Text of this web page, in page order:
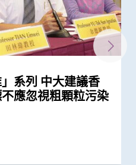
系列 中大建議香
應忽視粗顆粒污染
學府共同研究 為
衞生研究中的角色
染地區居住者 可
預防罹患糖尿病
塞特大學環境持續
進行亞洲首個
康」研究 發現「...
靜觀研究與培訓中
激活及靜觀結合療
鬱症風險
Health and...
域專家 探討私人醫
健康覆蓋
揭示頭頸癌發病風
整體發病率高於
性發病風險趨升
署備忘錄 合辦必
體育運動人才賦
優活健康計劃 優活
活方式醫學 社區
庭計劃」開展第二
元族裔社群精神
家及地區代表雲集
險在亞太地區醫
析溫度對人體近
響的研究 發現超過
或「缺血性心臟...
論壇」推廣跨界別
加強學童抗逆力
城市發展及生活
發病風險 宜加強
口服抗病毒藥物
將免疫力弱患者的
42% 並揭示其與...
顯示長期暴露於
病前期和糖尿病的
病毒藥物「帕克斯
住院患者急症期後
風險
共同領導國際研究
衡比例帶來嶄新見
算模型 準確預測
升流感疫苗功效
論壇」推廣學童精
「健康促進學校
校園
現新冠症狀會隨病
況改變 並證實人
有助傳染病研究
衞生界代表雲集中
統和社區抗疫力
WATCH 優活健
用「生活方式醫
性疾病
雖長壽但老年殘疾
顯著社會經濟不
健康管理功能有助
興引發之「T細胞
同新冠病毒變異株
土化期間市民願意
消毒液潔手 但接
願偏低
性發病率上升 高
高
的年輕男性發病率
的升幅較為顯著
馬會痛『正』能量
管理方法 連繫社
馬會共建健康家庭
升健康管理能力
老院舍應維持現有
冠口服藥可降低住
成 並可顯著減低
成
物信息平台評估新
病毒 準確度達
癌發病率以亞洲升
發病率上升幅度
合研究發現已接種
冠狀病毒變異株
的新冠病毒變異...
地區肺癌發病率及
僅4分之1未接種
未來半年接種 必
約有二萬名未被發
實本港所有疫苗
體 呼籲透過接種...
台 創新通過基因
效
政府在推動新冠疫
角色
動視網膜圖像分
風險 可用於自閉
供治療
觸環境對新冠肺炎
場所是傳播次數
吸煙為全球膀胱癌
訂「經尿道膀胱
臨床指引
癌有全球上升及年
幅度較高
平研究所成立 發
對身心健康的影響
偵查隱性新冠感染
新型冠狀病毒社
長者痛症緩解計劃
訪長者有兩個或以
中大推動「全民關
眾關注血壓
癌疫苗接種計劃的
授在莫慶堯訪問學
」
居清潔劑對兒童健
學研究 發現經常
加引發兒童鼻炎...
5名口咽癌患者1人
篩查以了解口腔感
生中心傑出講座系
England理念及應
分享
生中心傑出講座系
部長分享伊波拉
陸的影響
公共衞生教學及研
祉
化視網膜圖像分析
者預防中風
佩戴頭盔及其他防
引致的腦創傷
The Official
for Influenz...
援研究所成立典禮